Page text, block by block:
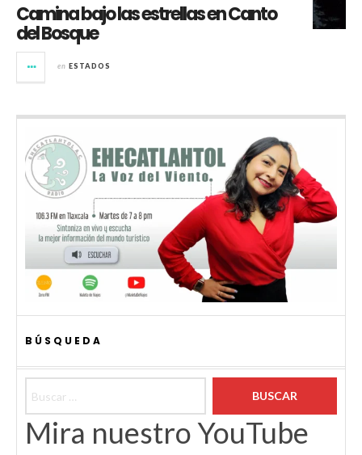
Camina bajo las estrellas en Canto
del Bosque
en ESTADOS
BÚSQUEDA
Mira nuestro YouTube